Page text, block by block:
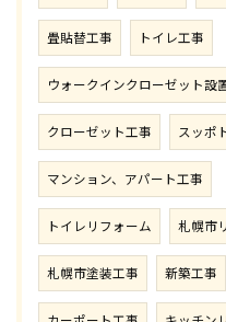
畳貼替工事 トイレ工事
ウォークインクローゼット設
クローゼット工事 スッポ
マンション、アパート工事
トイレリフォーム 札幌市
札幌市塗装工事 新築工事